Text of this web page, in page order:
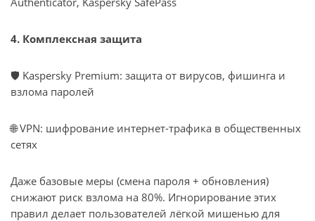
4. Комплексная защита
🛡 Kaspersky Premium: защита от вирусов, фишинга и
взлома паролей
🌐 VPN: шифрование интернет-трафика в общественных
сетях
Даже базовые меры (смена пароля + обновления)
снижают риск взлома на 80%. Игнорирование этих
правил делает пользователей лёгкой мишенью для